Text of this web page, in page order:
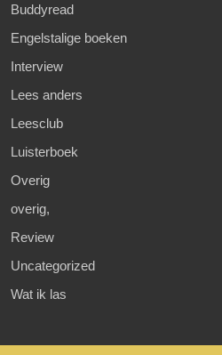
Buddyread
Engelstalige boeken
Interview
Lees anders
Leesclub
Luisterboek
Overig
overig,
Review
Uncategorized
Wat ik las